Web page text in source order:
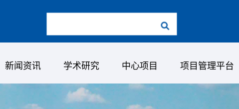
新闻资讯 学术研究 中心项目 项目管理平台